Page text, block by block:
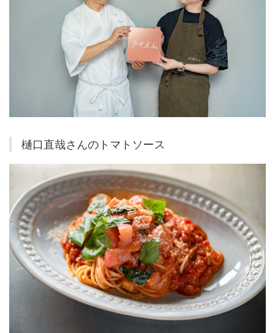
樋口直哉さんのトマトソース